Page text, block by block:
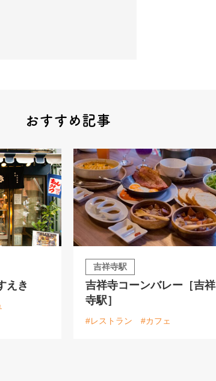
おすすめ記事
えき
吉祥寺駅
吉祥寺コーンバレー［吉祥
寺駅］
#レストラン #カフェ